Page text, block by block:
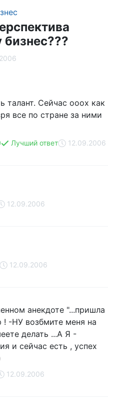
талант. Сейчас ооох как
все по стране за ними
Лучший ответ 12.09.2006
12.09.2006
12.09.2006
анекдоте "...пришла
-НУ возбмите меня на
делать ...А Я -
и сейчас есть , успех
12.09.2006